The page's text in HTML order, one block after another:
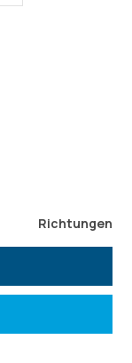
Richtungen